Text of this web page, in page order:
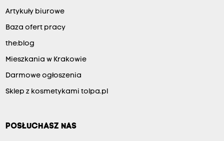
Artykuły biurowe
Baza ofert pracy
the:blog
Mieszkania w Krakowie
Darmowe ogłoszenia
Sklep z kosmetykami tolpa.pl
POSŁUCHASZ NAS